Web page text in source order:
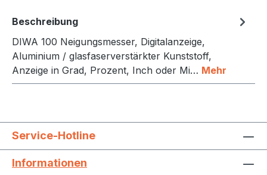
Beschreibung
DIWA 100 Neigungsmesser, Digitalanzeige,
Aluminium / glasfaserverstärkter Kunststoff,
Anzeige in Grad, Prozent, Inch oder Mi… Mehr
Service-Hotline
Informationen